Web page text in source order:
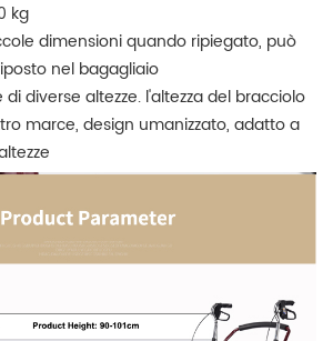
kg
dimensioni quando ripiegato, può
nel bagagliaio
diverse altezze. l'altezza del bracciolo
marce, design umanizzato, adatto a